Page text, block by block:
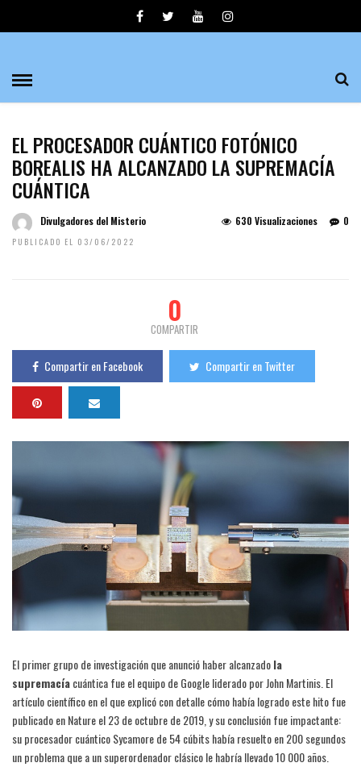
EL PROCESADOR CUÁNTICO FOTÓNICO
BOREALIS HA ALCANZADO LA SUPREMACÍA
CUÁNTICA
Divulgadores del Misterio
PUBLICADO EL 03/06/2022
0
630 Visualizaciones
0
COMPARTIR
Compartir en Facebook Compartir en Twitter
El primer grupo de investigación que anunció haber alcanzadola
supremacíacuántica fue el equipo de Google liderado por John Martinis. El
artículo científico en el que explicó con detalle cómo había logrado este hito fue
publicado en Nature el 23 de octubre de 2019, y su conclusión fue impactante:
su procesador cuántico Sycamore de 54 cúbits había resuelto en 200 segundos
un problema que a un superordenador clásico le habría llevado 10 000 años.